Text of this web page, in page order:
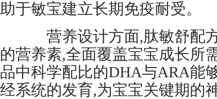
助于敏宝建立长期免疫耐受。
营养设计方面,肽敏舒配方
的营养素,全面覆盖宝宝成长所
品中科学配比的DHA与ARA能
经系统的发育,为宝宝关键期的